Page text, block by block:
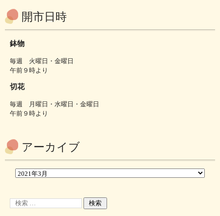
開市日時
鉢物
毎週 火曜日・金曜日
午前９時より
切花
毎週 月曜日・水曜日・金曜日
午前９時より
アーカイブ